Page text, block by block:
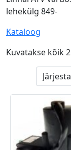
lehekülg 849-
Kataloog
Kuvatakse kõik